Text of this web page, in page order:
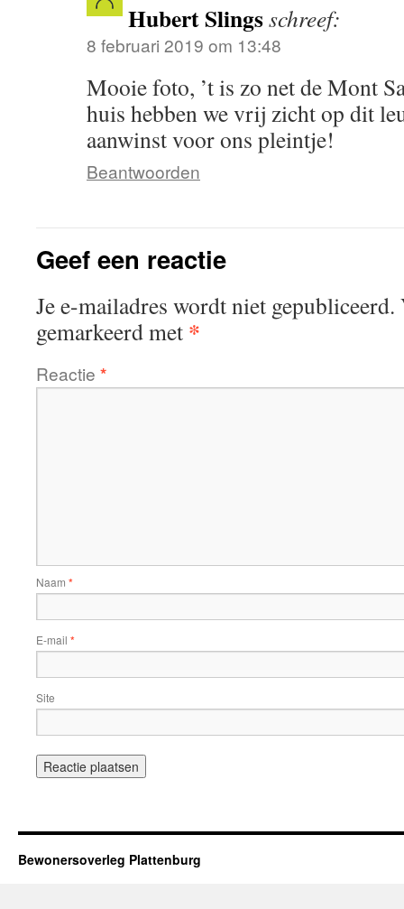
Hubert Slingsschreef:
8 februari 2019 om 13:48
Mooie foto, ’t is zo net de Mont
huis hebben we vrij zicht op dit
aanwinst voor ons pleintje!
Beantwoorden
Geef een reactie
Je e-mailadres wordt niet gepubliceerd.
gemarkeerd met *
Reactie *
Naam *
E-mail *
Site
Bewonersoverleg Plattenburg